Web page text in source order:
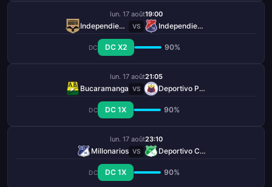
lun. 17 août19:00
Independiente de Bogotá VS Independiente Medellín
DC DC X2 90%
lun. 17 août21:05
Bucaramanga VS Deportivo Pasto
DC DC 1X 90%
lun. 17 août23:10
Millonarios VS Deportivo Cali
DC DC 1X 90%